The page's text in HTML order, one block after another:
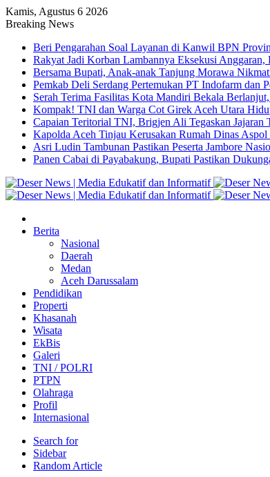
Kamis, Agustus 6 2026
Breaking News
Beri Pengarahan Soal Layanan di Kanwil BPN
Rakyat Jadi Korban Lambannya Eksekusi
Bersama Bupati, Anak-anak Tanjung Morawa
Pemkab Deli Serdang Pertemukan PT Indofarm dan
Serah Terima Fasilitas Kota Mandiri Bekala
Kompak! TNI dan Warga Cot Girek Aceh Utara
Capaian Teritorial TNI, Brigjen Ali Tegaskan Jajaran
Kapolda Aceh Tinjau Kerusakan Rumah Dinas
Asri Ludin Tambunan Pastikan Peserta Jambore
Panen Cabai di Payabakung, Bupati Pastikan
Berita
Nasional
Daerah
Medan
Aceh Darussalam
Pendidikan
Properti
Khasanah
Wisata
EkBis
Galeri
TNI / POLRI
PTPN
Olahraga
Profil
Internasional
Search for
Sidebar
Random Article